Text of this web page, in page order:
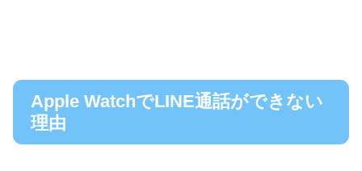
Apple WatchでLINE通話ができない
理由